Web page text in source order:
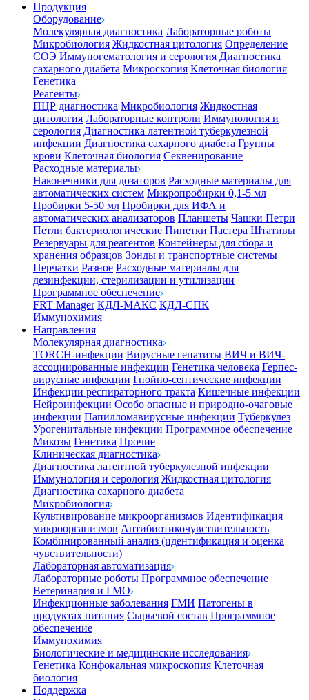
Продукция
Оборудование
Молекулярная диагностика Лабораторные роботы
Микробиология Жидкостная цитология Определение
СОЭ Иммуногематология и серология Диагностика
сахарного диабета Микроскопия Клеточная биология
Генетика
Реагенты
ПЦР диагностика Микробиология Жидкостная
цитология Лабораторные контроли Иммунология и
серология Диагностика латентной туберкулезной
инфекции Диагностика сахарного диабета Группы
крови Клеточная биология Секвенирование
Расходные материалы
Наконечники для дозаторов Расходные материалы для
автоматических систем Микропробирки 0,1-5 мл
Пробирки 5-50 мл Пробирки для ИФА и
автоматических анализаторов Планшеты Чашки Петри
Петли бактериологические Пипетки Пастера Штативы
Резервуары для реагентов Контейнеры для сбора и
хранения образцов Зонды и транспортные системы
Перчатки Разное Расходные материалы для
дезинфекции, стерилизации и утилизации
Программное обеспечение
FRT Manager КДЛ-МАКС КДЛ-СПК
Иммунохимия
Направления
Молекулярная диагностика
TORCH-инфекции Вирусные гепатиты ВИЧ и ВИЧ-
ассоциированные инфекции Генетика человека Герпес-
вирусные инфекции Гнойно-септические инфекции
Инфекции респираторного тракта Кишечные инфекции
Нейроинфекции Особо опасные и природно-очаговые
инфекции Папилломавирусные инфекции Туберкулез
Урогенитальные инфекции Программное обеспечение
Микозы Генетика Прочие
Клиническая диагностика
Диагностика латентной туберкулезной инфекции
Иммунология и серология Жидкостная цитология
Диагностика сахарного диабета
Микробиология
Культивирование микроорганизмов Идентификация
микроорганизмов Антибиотикочувствительность
Комбинированный анализ (идентификация и оценка
чувствительности)
Лабораторная автоматизация
Лабораторные роботы Программное обеспечение
Ветеринария и ГМО
Инфекционные заболевания ГМИ Патогены в
продуктах питания Сырьевой состав Программное
обеспечение
Иммунохимия
Биологические и медицинские исследования
Генетика Конфокальная микроскопия Клеточная
биология
Поддержка